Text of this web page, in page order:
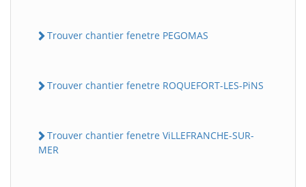
Trouver chantier fenetre PEGOMAS
Trouver chantier fenetre ROQUEFORT-LES-PiNS
Trouver chantier fenetre ViLLEFRANCHE-SUR-
MER